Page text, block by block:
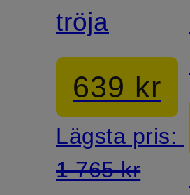
tröja
639 kr
Lägsta pris:
1 765 kr